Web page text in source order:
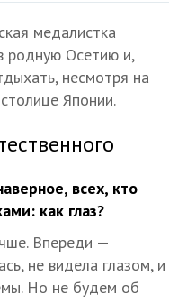
медалистка
родную Осетию и,
несмотря на
Японии.
всех, кто
как глаз?
Впереди —
не видела глазом, и
Но не будем об